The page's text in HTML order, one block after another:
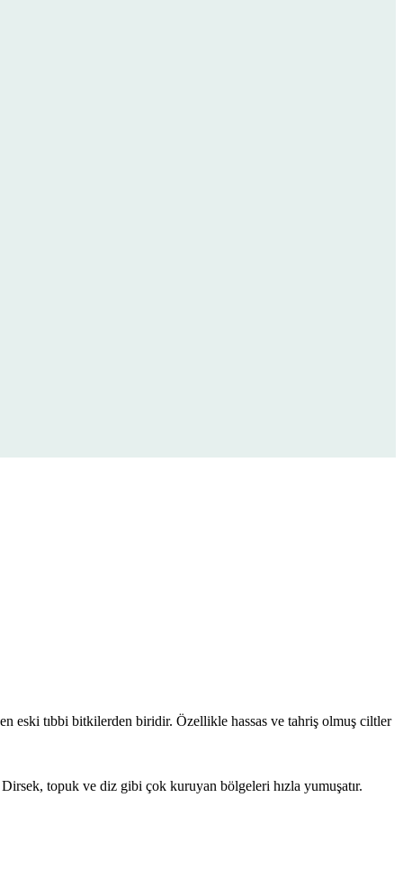
eski tıbbi bitkilerden biridir. Özellikle hassas ve tahriş olmuş ciltler
topuk ve diz gibi çok kuruyan bölgeleri hızla yumuşatır.